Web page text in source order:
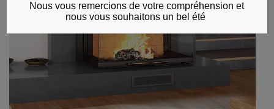
Nous vous remercions de votre compréhension et
nous vous souhaitons un bel été